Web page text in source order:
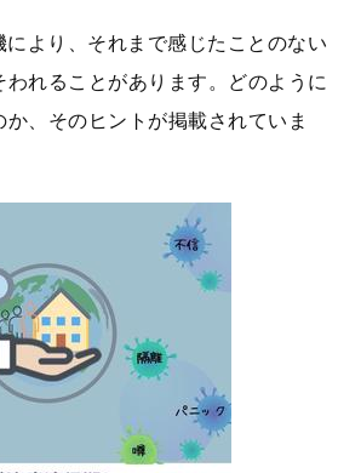
により、それまで感じたことのない
われることがあります。どのように
、そのヒントが掲載されていま